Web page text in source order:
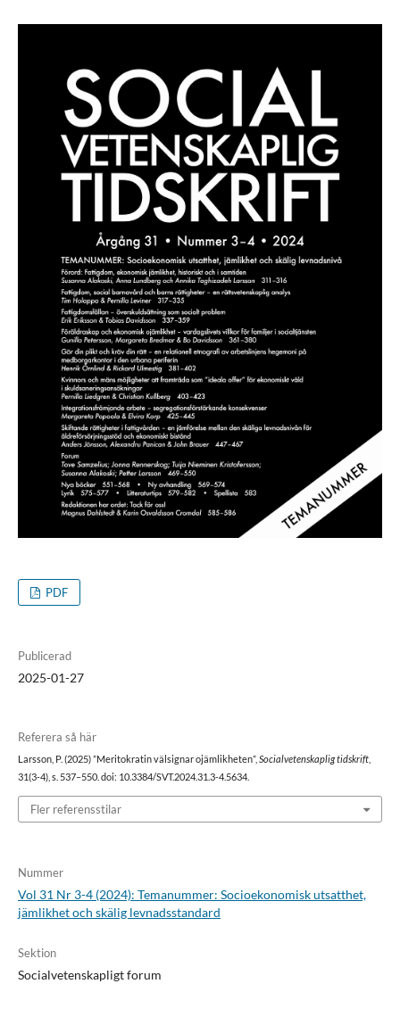
PDF
Publicerad
2025-01-27
Referera så här
Larsson, P. (2025) ”Meritokratin välsignar ojämlikheten”, Socialvetenskaplig tidskrift,
31(3-4), s. 537–550. doi: 10.3384/SVT.2024.31.3-4.5634.
Fler referensstilar
Nummer
Vol 31 Nr 3-4 (2024): Temanummer: Socioekonomisk utsatthet,
jämlikhet och skälig levnadsstandard
Sektion
Socialvetenskapligt forum